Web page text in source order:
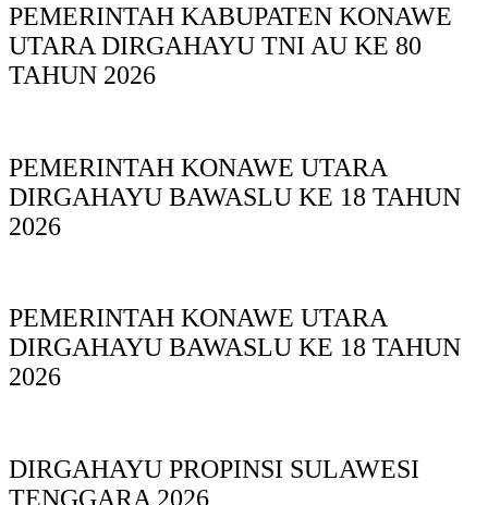
PEMERINTAH KABUPATEN KONAWE
UTARA DIRGAHAYU TNI AU KE 80
TAHUN 2026
PEMERINTAH KONAWE UTARA
DIRGAHAYU BAWASLU KE 18 TAHUN
2026
PEMERINTAH KONAWE UTARA
DIRGAHAYU BAWASLU KE 18 TAHUN
2026
DIRGAHAYU PROPINSI SULAWESI
TENGGARA 2026